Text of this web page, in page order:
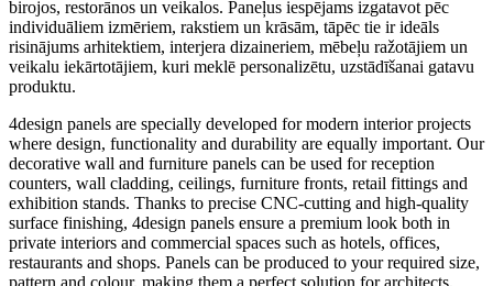
birojos, restorānos un veikalos. Paneļus iespējams izgatavot pēc
individuāliem izmēriem, rakstiem un krāsām, tāpēc tie ir ideāls
risinājums arhitektiem, interjera dizaineriem, mēbeļu ražotājiem un
veikalu iekārtotājiem, kuri meklē personalizētu, uzstādīšanai gatavu
produktu.
4design panels are specially developed for modern interior projects
where design, functionality and durability are equally important. Our
decorative wall and furniture panels can be used for reception
counters, wall cladding, ceilings, furniture fronts, retail fittings and
exhibition stands. Thanks to precise CNC-cutting and high-quality
surface finishing, 4design panels ensure a premium look both in
private interiors and commercial spaces such as hotels, offices,
restaurants and shops. Panels can be produced to your required size,
pattern and colour, making them a perfect solution for architects,